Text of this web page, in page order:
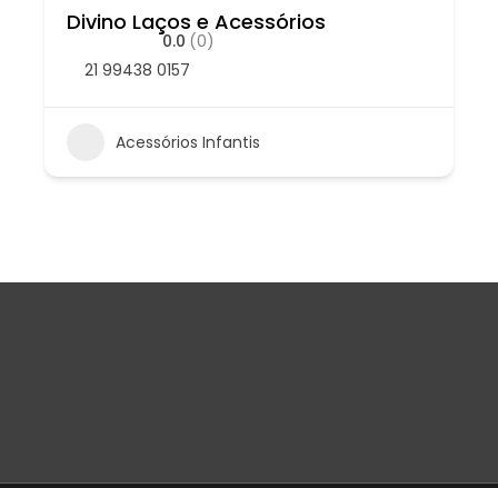
Divino Laços e Acessórios
0.0 (0)
21 99438 0157
Acessórios Infantis